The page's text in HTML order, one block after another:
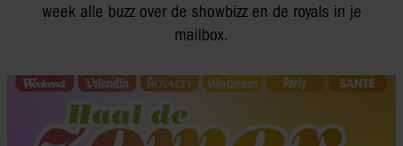
week alle buzz over de showbizz en de royals in je
mailbox.